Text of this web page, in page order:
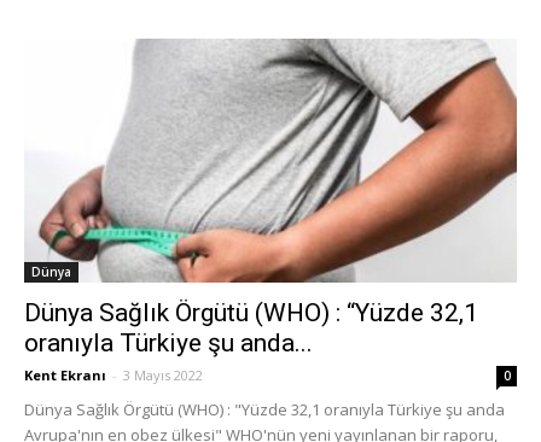
Dünya
Dünya Sağlık Örgütü (WHO) : “Yüzde 32,1
oranıyla Türkiye şu anda...
Kent Ekranı - 3 Mayıs 2022 0
Dünya Sağlık Örgütü (WHO) : "Yüzde 32,1 oranıyla Türkiye şu anda
Avrupa'nın en obez ülkesi" WHO'nün yeni yayınlanan bir raporu,